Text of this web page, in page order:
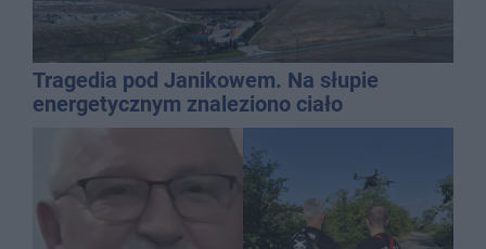
Tragedia pod Janikowem. Na słupie
energetycznym znaleziono ciało
mężczyzny